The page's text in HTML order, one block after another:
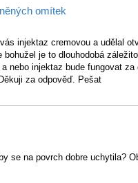
omítek
injektaz cremovou a udělal
je to dlouhodobá
nebo injektaz bude fungovat
za odpověď. Pešat
se na povrch dobre uchytila?